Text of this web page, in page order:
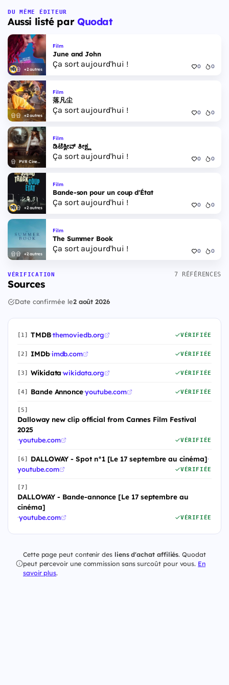
DU MÊME ÉDITEUR
Aussi listé par Quodat
+2 autres
Film
June and John
Ça sort aujourd'hui ! 0 0
+2 autres
Film
落凡尘
Ça sort aujourd'hui ! 0 0
PVR Cinemas
Film
ಡಿಟೆಕ್ವೀವ್ ತೀಕ್ಷ್ಣ
Ça sort aujourd'hui ! 0 0
+2 autres
Film
Bande-son pour un coup d'État
Ça sort aujourd'hui ! 0 0
+2 autres
Film
The Summer Book
Ça sort aujourd'hui ! 0 0
VÉRIFICATION
Sources
7 RÉFÉRENCES
Date confirmée le2 août 2026
[1] TMDB·themoviedb.org VÉRIFIÉE
[2] IMDb·imdb.com VÉRIFIÉE
[3] Wikidata·wikidata.org VÉRIFIÉE
[4] Bande Annonce·youtube.com VÉRIFIÉE
[5]
Dalloway new clip official from Cannes Film Festival
2025
·youtube.com VÉRIFIÉE
[6] DALLOWAY - Spot n°1 [Le 17 septembre au cinéma]·
youtube.com VÉRIFIÉE
[7]
DALLOWAY - Bande-annonce [Le 17 septembre au
cinéma]
·youtube.com VÉRIFIÉE
Cette page peut contenir des liens d'achat affiliés. Quodat
peut percevoir une commission sans surcoût pour vous. En
savoir plus.